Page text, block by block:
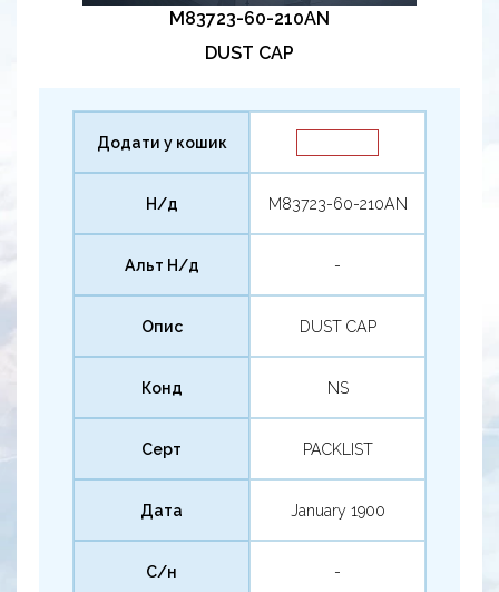
M83723-60-210AN
DUST CAP
Додати у кошик
Н/д M83723-60-210AN
Альт Н/д -
Опис DUST CAP
Конд NS
Серт PACKLIST
Дата January 1900
С/н -